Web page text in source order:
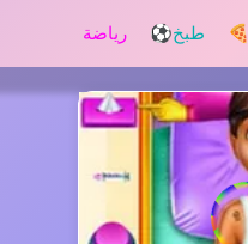
🍕 طبخ⚽ رياضة